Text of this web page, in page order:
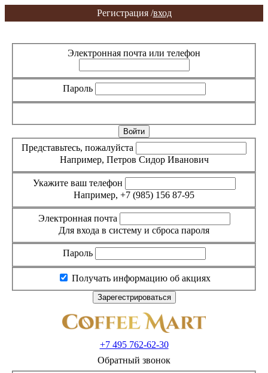
Регистрация /вход
Электронная почта или телефон
Пароль
Представьтесь, пожалуйста
Например, Петров Сидор Иванович
Укажите ваш телефон
Например, +7 (985) 156 87-95
Электронная почта
Для входа в систему и сброса пароля
Пароль
Получать информацию об акциях
+7 495762-62-30
Обратный звонок